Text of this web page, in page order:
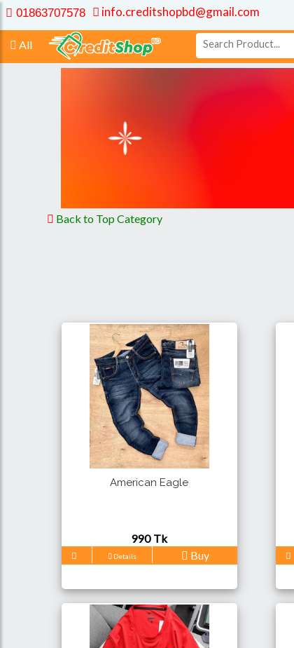
01863707578 info.creditshopbd@gmail.com
All
Back to Top Category
American Eagle
990 Tk
Details Buy